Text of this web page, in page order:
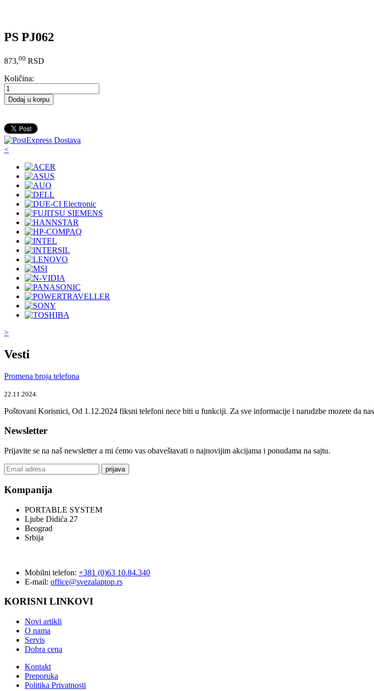
PS PJ062
873,00 RSD
Količina:
Dodaj u korpu
<
>
Vesti
Promena broja telefona
22.11.2024.
Poštovani Korisnici, Od 1.12.2024 fiksni telefoni nece biti u funkciji. Za sve informacije i narudzbe mozete da
Newsletter
Prijavite se na naš newsletter a mi ćemo vas obaveštavati o najnovijim akcijama i ponudama na sajtu.
prijava
Kompanija
PORTABLE SYSTEM
Ljube Didića 27
Beograd
Srbija
Mobilni telefon: +381 (0)63 10.84.340
E-mail: office@svezalaptop.rs
KORISNI LINKOVI
Novi artikli
O nama
Servis
Dobra cena
Kontakt
Preporuka
Politika Privatnosti